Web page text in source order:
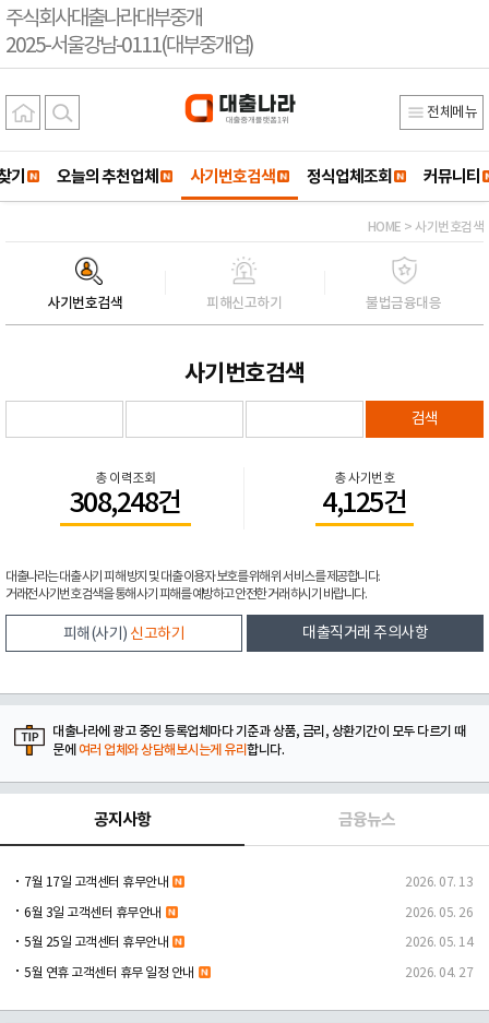
주식회사대출나라대부중개
2025-서울강남-0111(대부중개업)
전체메뉴
기 오늘의 추천업체 사기번호검색 정식업체조회 커뮤니티
HOME > 사기번호검색
사기번호검색 피해신고하기 불법금융대응
사기번호검색
검색
총 이력조회
308,248건
총 사기번호
4,125건
대출나라는 대출 사기 피해 방지 및 대출 이용자 보호를 위해 위 서비스를 제공합니다.
거래전 사기번호 검색을 통해 사기 피해를 예방하고 안전한 거래 하시기 바랍니다.
피해(사기) 신고하기 대출직거래 주의사항
대출나라에 광고 중인 등록업체마다 기준과 상품, 금리, 상환기간이 모두 다르기 때
문에 여러 업체와 상담해보시는게 유리합니다.
공지사항 금융뉴스
7월 17일 고객센터 휴무안내 2026. 07. 13
6월 3일 고객센터 휴무안내 2026. 05. 26
5월 25일 고객센터 휴무안내 2026. 05. 14
5월 연휴 고객센터 휴무 일정 안내 2026. 04. 27